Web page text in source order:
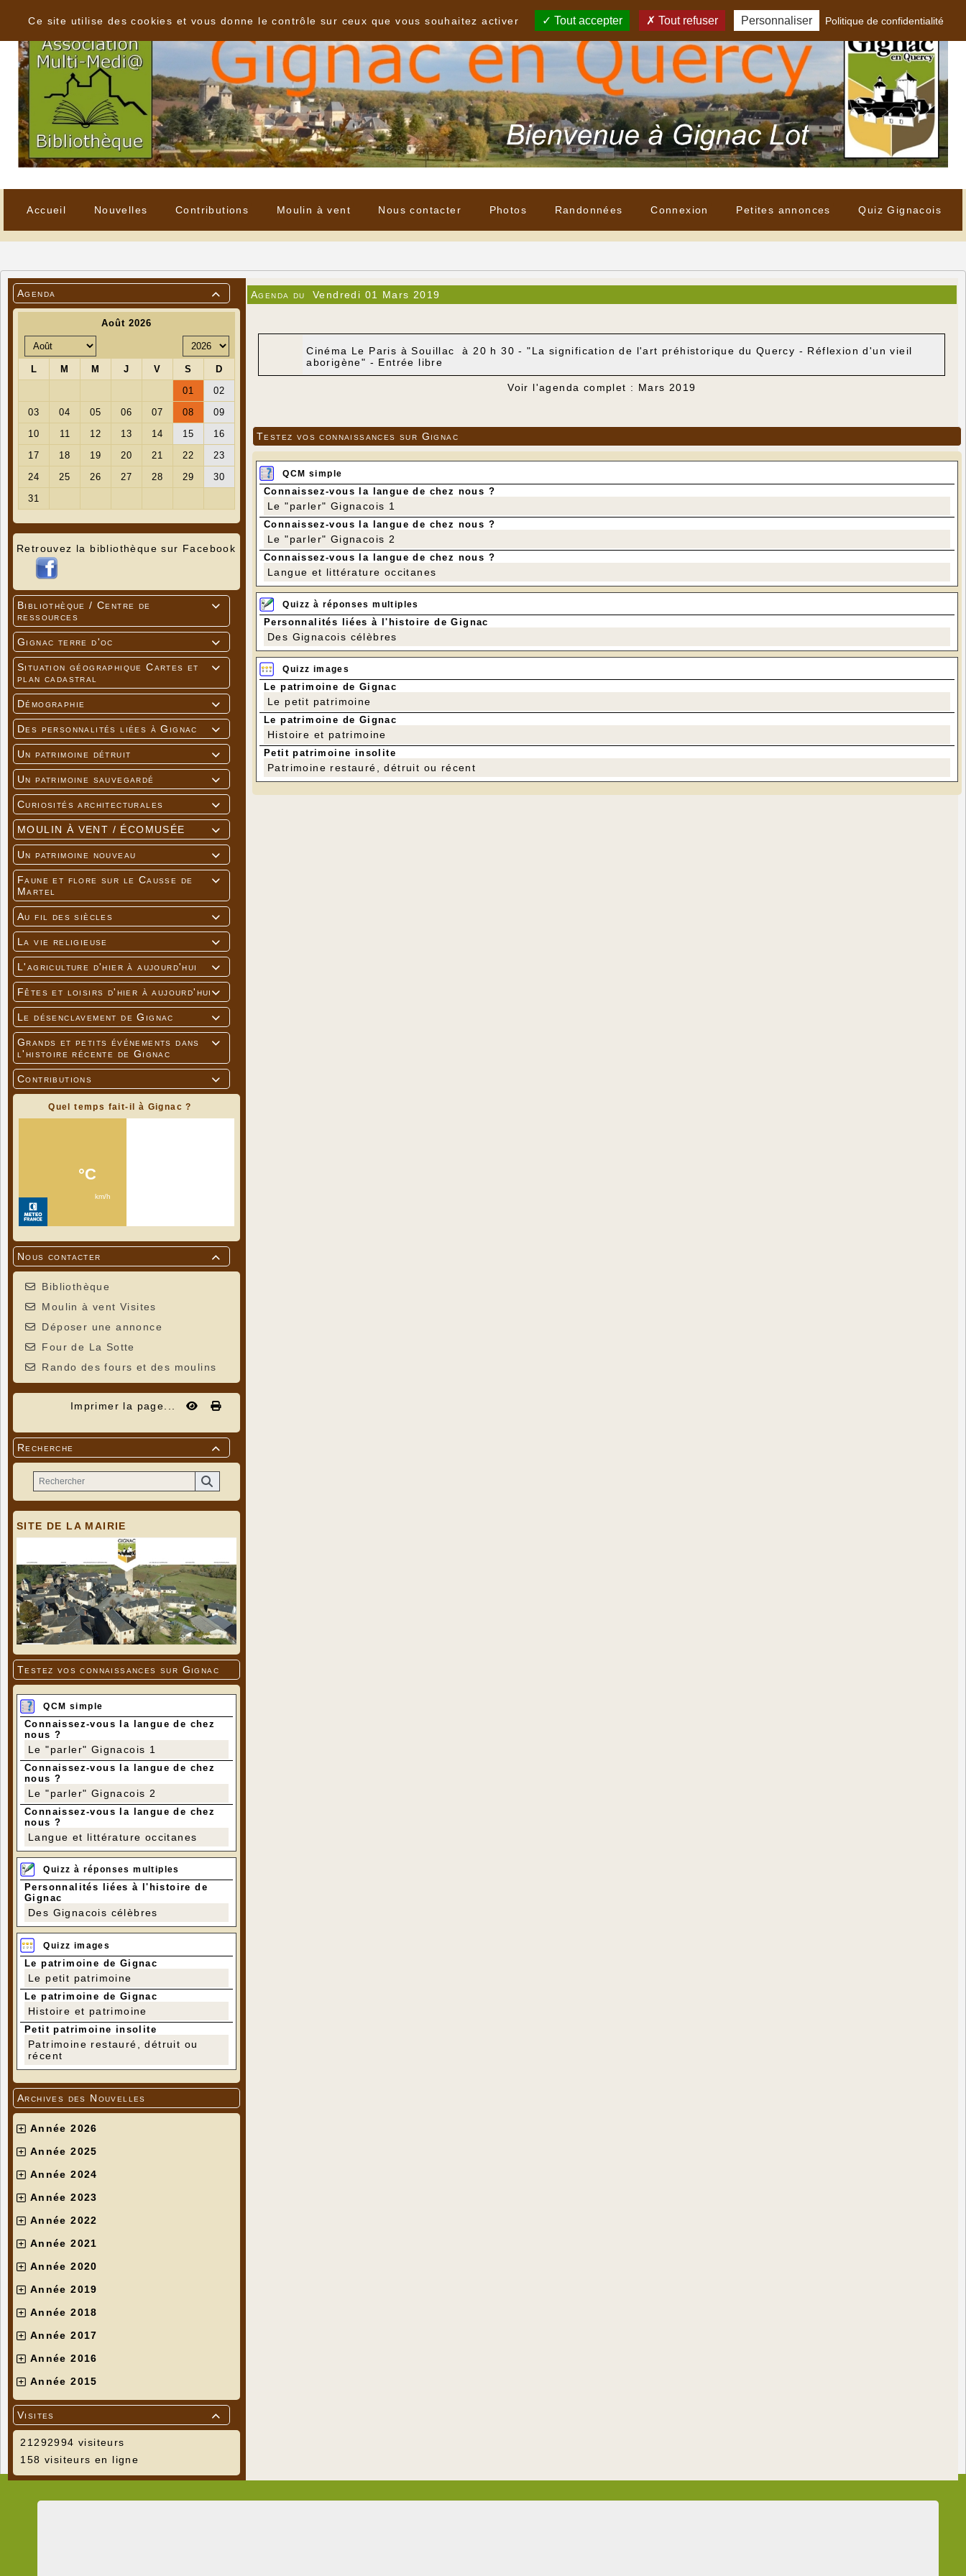
Accueil Nouvelles Contributions Moulin à vent Nous contacter Photos Randonnées Connexion Petites annonces Quiz Gignacois

Agenda
Retrouvez la bibliothèque sur Facebook

Bibliothèque / Centre de
ressources

Gignac terre d'oc

Situation géographique Cartes et
plan cadastral

Démographie

Des personnalités liées à Gignac

Un patrimoine détruit

Un patrimoine sauvegardé

Curiosités architecturales

MOULIN À VENT / ÉCOMUSÉE

Un patrimoine nouveau

Faune et flore sur le Causse de
Martel

Au fil des siècles

La vie religieuse

L'agriculture d'hier à aujourd'hui

Fêtes et loisirs d'hier à aujourd'hui

Le désenclavement de Gignac

Grands et petits événements dans
l'histoire récente de Gignac

Contributions
Quel temps fait-il à Gignac ?

Nous contacter
Bibliothèque
Moulin à vent Visites
Déposer une annonce
Four de La Sotte
Rando des fours et des moulins
Imprimer la page...

Recherche
SITE DE LA MAIRIE
Testez vos connaissances sur Gignac
QCM simple
Connaissez-vous la langue de chez
nous ?
Le "parler" Gignacois 1
Connaissez-vous la langue de chez
nous ?
Le "parler" Gignacois 2
Connaissez-vous la langue de chez
nous ?
Langue et littérature occitanes
Quizz à réponses multiples
Personnalités liées à l'histoire de
Gignac
Des Gignacois célèbres
Quizz images
Le patrimoine de Gignac
Le petit patrimoine
Le patrimoine de Gignac
Histoire et patrimoine
Petit patrimoine insolite
Patrimoine restauré, détruit ou
récent
Archives des Nouvelles
Année 2026
Année 2025
Année 2024
Année 2023
Année 2022
Année 2021
Année 2020
Année 2019
Année 2018
Année 2017
Année 2016
Année 2015

Visites
21292994 visiteurs
158 visiteurs en ligne
Agenda du Vendredi 01 Mars 2019
Cinéma Le Paris à Souillac à 20 h 30 - "La signification de l'art préhistorique du Quercy - Réflexion d'un vieil
aborigène" - Entrée libre
Voir l'agenda complet : Mars 2019
Testez vos connaissances sur Gignac
QCM simple
Connaissez-vous la langue de chez nous ?
Le "parler" Gignacois 1
Connaissez-vous la langue de chez nous ?
Le "parler" Gignacois 2
Connaissez-vous la langue de chez nous ?
Langue et littérature occitanes
Quizz à réponses multiples
Personnalités liées à l'histoire de Gignac
Des Gignacois célèbres
Quizz images
Le patrimoine de Gignac
Le petit patrimoine
Le patrimoine de Gignac
Histoire et patrimoine
Petit patrimoine insolite
Patrimoine restauré, détruit ou récent
Ce site utilise des cookies et vous donne le contrôle sur ceux que vous souhaitez activer
Tout accepter Tout refuser Personnaliser Politique de confidentialité